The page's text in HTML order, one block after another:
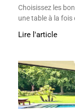
Choisissez les
une table à la
Lire l'article